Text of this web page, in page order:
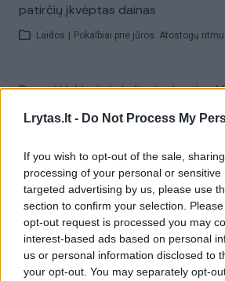
Lrytas.lt - Do Not Process My
If you wish to opt-out of the sale,
processing of your personal or
targeted advertising by us, please use
section to confirm your selection.
opt-out request is processed you may
interest-based ads based on personal
us or personal information disclosed to
your opt-out. You may separately opt-
patirčių įkvėptas dainas
Laidos Pokalbiai prie jūros. Atostogų ritmu
Dronai Vokietijoje kelia vis daugiau
Visi įrašai
Žiūrimiausi